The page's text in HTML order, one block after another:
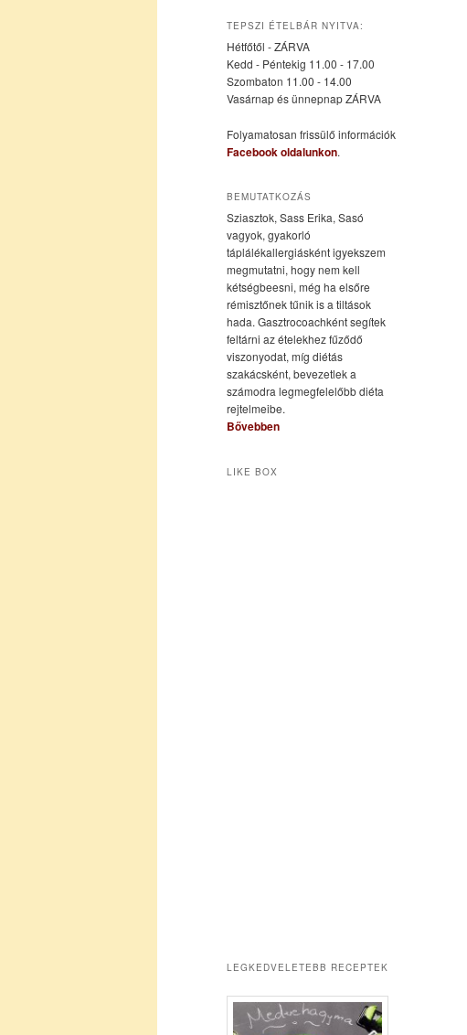
elsődleges
tartalomra
másodlagos
tartalomra
TEPSZI ÉTELBÁR NYITVA:
Hétfőtől - ZÁRVA
Kedd - Péntekig 11.00 - 17.00
Szombaton 11.00 - 14.00
Vasárnap és ünnepnap ZÁRVA
Folyamatosan frissülő információk
Facebook oldalunkon.
BEMUTATKOZÁS
Sziasztok, Sass Erika, Sasó
vagyok, gyakorló
táplálékallergiásként igyekszem
megmutatni, hogy nem kell
kétségbeesni, még ha elsőre
rémisztőnek tűnik is a tiltások
hada. Gasztrocoachként segítek
feltárni az ételekhez fűződő
viszonyodat, míg diétás
szakácsként, bevezetlek a
számodra legmegfelelőbb diéta
rejtelmeibe.
Bővebben
LIKE BOX
LEGKEDVELETEBB RECEPTEK